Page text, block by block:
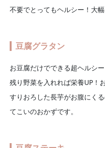
不要でとってもヘルシー！大
豆腐グラタン
お豆腐だけでできる超ヘルシ
残り野菜を入れれば栄養UP！
すりおろした長芋がお腹にく
てこいのおかずです。